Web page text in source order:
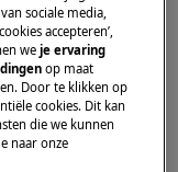
sociale media,
accepteren’,
weje ervaring
op maat
Door te klikken op
cookies. Dit kan
die we kunnen
naar onze